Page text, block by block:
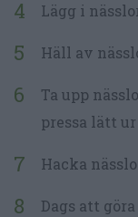
Lägg i
Häll av
Ta upp
pressa lätt
Hacka
Dags att